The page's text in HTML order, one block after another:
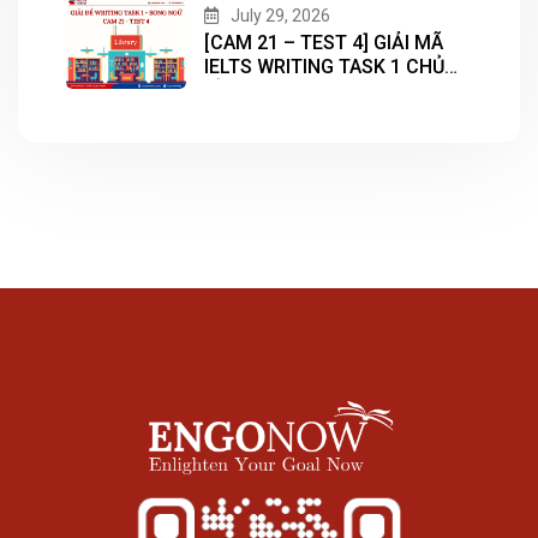
July 29, 2026
[CAM 21 – TEST 4] GIẢI MÃ
IELTS WRITING TASK 1 CHỦ